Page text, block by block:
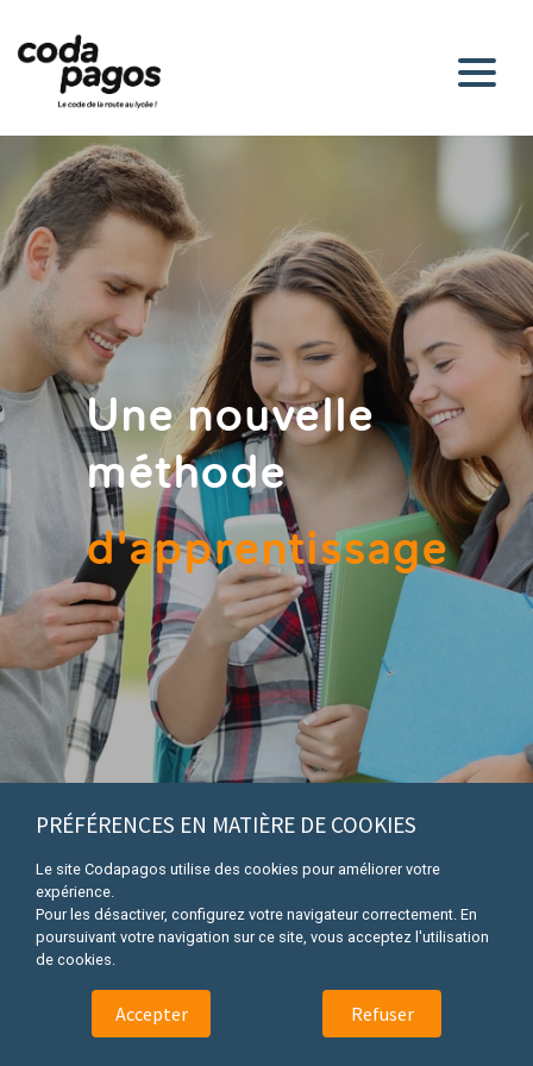
Une nouvelle
méthode
d'apprentissage
Parce que la compréhension du code de la route est
essentielle à une bonne conduite, Codapagos développe une
PRÉFÉRENCES EN MATIÈRE DE COOKIES
Le site Codapagos utilise des cookies pour améliorer votre
expérience.
Pour les désactiver, configurez votre navigateur correctement. En
poursuivant votre navigation sur ce site, vous acceptez l'utilisation
de cookies.
Accepter Refuser